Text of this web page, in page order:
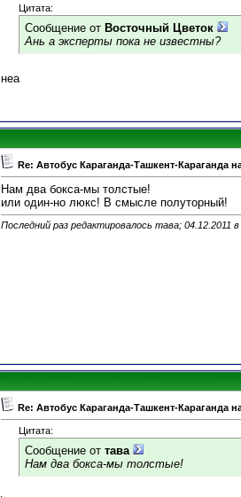
Цитата:
Сообщение от Восточный Цветок
Ань а эксперты пока не известны?
неа
Re: Автобус Караганда-Ташкент-Караганда
Нам два бокса-мы толстые!
или один-но люкс! В смысле полуторный!
Последний раз редактировалось тава; 04.12.2011 в
Re: Автобус Караганда-Ташкент-Караганда
Цитата:
Сообщение от тава
Нам два бокса-мы толстые!